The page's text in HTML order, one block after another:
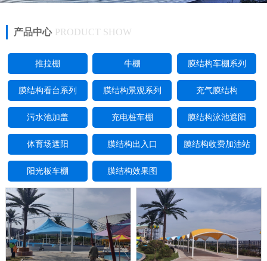
产品中心 PRODUCT SHOW
推拉棚 牛棚 膜结构车棚系列
膜结构看台系列 膜结构景观系列 充气膜结构
污水池加盖 充电桩车棚 膜结构泳池遮阳
体育场遮阳 膜结构出入口 膜结构收费加油站
阳光板车棚 膜结构效果图